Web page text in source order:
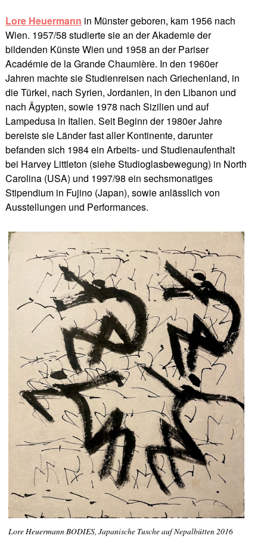
Lore Heuermann in Münster geboren, kam 1956 nach
Wien. 1957/58 studierte sie an der Akademie der
bildenden Künste Wien und 1958 an der Pariser
Académie de la Grande Chaumière. In den 1960er
Jahren machte sie Studienreisen nach Griechenland, in
die Türkei, nach Syrien, Jordanien, in den Libanon und
nach Ägypten, sowie 1978 nach Sizilien und auf
Lampedusa in Italien. Seit Beginn der 1980er Jahre
bereiste sie Länder fast aller Kontinente, darunter
befanden sich 1984 ein Arbeits- und Studienaufenthalt
bei Harvey Littleton (siehe Studioglasbewegung) in North
Carolina (USA) und 1997/98 ein sechsmonatiges
Stipendium in Fujino (Japan), sowie anlässlich von
Ausstellungen und Performances.
Lore Heuermann BODIES, Japanische Tusche auf Nepalbütten 2016